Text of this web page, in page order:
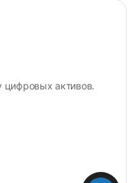
цифровых активов.